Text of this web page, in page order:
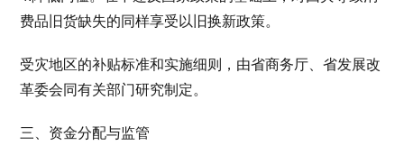
费品旧货缺失的同样享受以旧换新政策。
受灾地区的补贴标准和实施细则，由省商务厅、省发展改
革委会同有关部门研究制定。
三、资金分配与监管